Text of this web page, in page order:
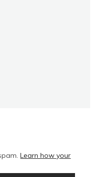
Learn how your